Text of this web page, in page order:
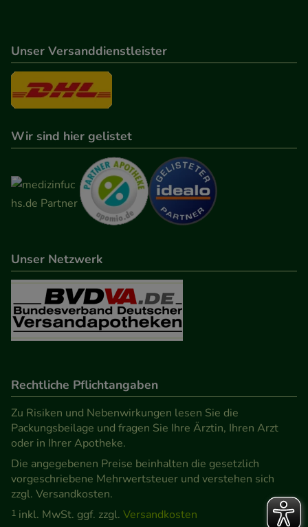
Unser Versanddienstleister
Wir sind hier gelistet
Unser Netzwerk
Rechtliche Pflichtangaben
Zu Risiken und Nebenwirkungen lesen Sie die
Packungsbeilage und fragen Sie Ihre Ärztin, Ihren Arzt
oder in Ihrer Apotheke.
Die angegebenen Preise beinhalten die gesetzlich
vorgeschriebene Mehrwertsteuer und verstehen sich
zzgl. Versandkosten.
1 inkl. MwSt. ggf. zzgl. Versandkosten